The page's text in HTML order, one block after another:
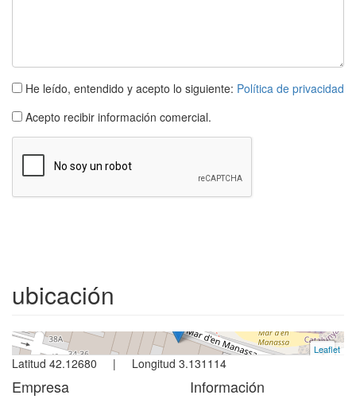
He leído, entendido y acepto lo siguiente: Política de privacidad
Acepto recibir información comercial.
ubicaciónRef. Mar | Venta
+
Leaflet
Latitud 42.12680 | Longitud 3.131114
Empresa Información